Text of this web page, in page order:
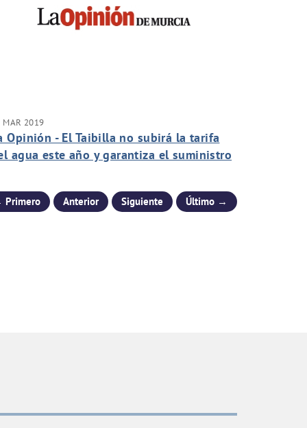
MAR 2019
Opinión - El Taibilla no subirá la tarifa
agua este año y garantiza el suministro
Anterior Siguiente Último →